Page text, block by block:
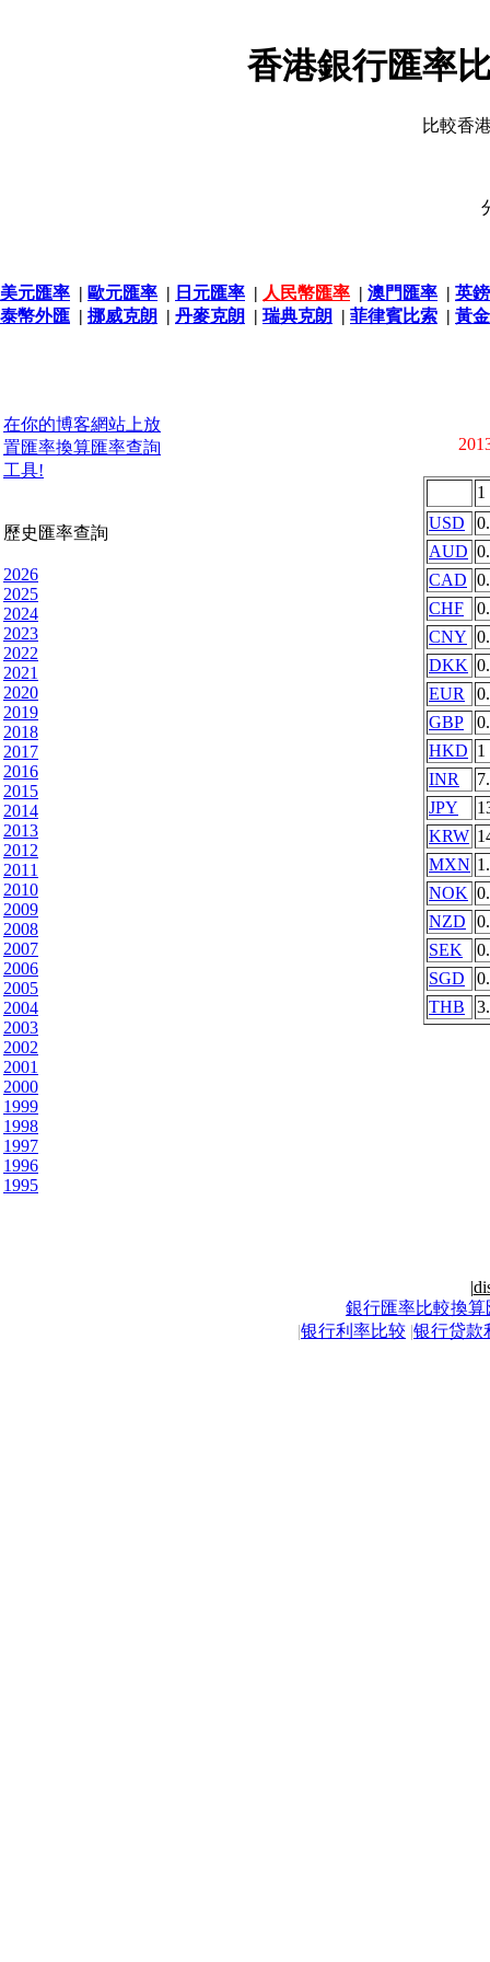
香港銀行匯率
比較香
美元匯率 | 歐元匯率 | 日元匯率 | 人民幣匯率 | 澳門匯率 | 英
泰幣外匯 | 挪威克朗 | 丹麥克朗 | 瑞典克朗 | 菲律賓比索 | 黃
在你的博客網站上放
置匯率換算匯率查詢
工具!
歷史匯率查詢
2026
2025
2024
2023
2022
2021
2020
2019
2018
2017
2016
2015
2014
2013
2012
2011
2010
2009
2008
2007
2006
2005
2004
2003
2002
2001
2000
1999
1998
1997
1996
1995
1
USD
AUD
CAD
CHF
CNY
DKK
EUR
GBP
HKD 1
INR
JPY
KRW
MXN
NOK
NZD
SEK
SGD
THB
|
銀行匯率比較換算
|银行利率比较 |银行贷款